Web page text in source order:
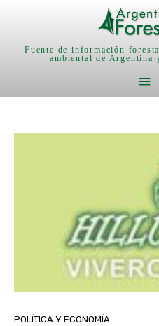
Fuente de información
ambiental de Argentina
POLÍTICA Y ECONOMÍA